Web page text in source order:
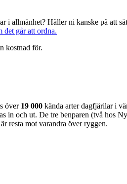
allmänhet? Håller ni kanske på att
det går att ordna.
kostnad för.
över 19 000 kända arter dagfjärilar i
in och ut. De tre benparen (två hos
resta mot varandra över ryggen.